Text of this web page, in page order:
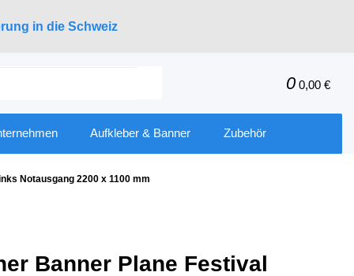
in die Schweiz
0 0,00 €
Aufkleber & Banner Zubehör
Notausgang 2200 x 1100 mm
Banner Plane Festival